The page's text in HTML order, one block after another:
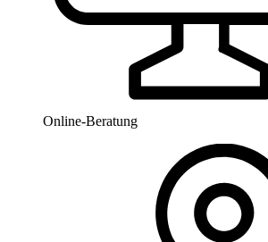
Online-Beratung